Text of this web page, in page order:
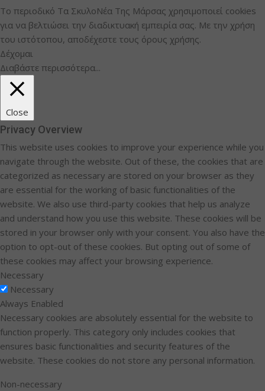
Το περιοδικό Τα ΣκυλοΝέα Της Μάρσας χρησιμοποιεί cookies
για να βελτιώσει την διαδικτυακή εμπειρία σας. Με την χρήση
του ιστότοπου, αποδέχεστε τους όρους χρήσης.
Δέχομαι
Διαβάστε περισσότερα...
Close
Privacy Overview
This website uses cookies to improve your experience while you
navigate through the website. Out of these, the cookies that are
categorized as necessary are stored on your browser as they
are essential for the working of basic functionalities of the
website. We also use third-party cookies that help us analyze
and understand how you use this website. These cookies will be
stored in your browser only with your consent. You also have the
option to opt-out of these cookies. But opting out of some of
these cookies may affect your browsing experience.
Necessary
Necessary
Always Enabled
Necessary cookies are absolutely essential for the website to
function properly. This category only includes cookies that
ensures basic functionalities and security features of the
website. These cookies do not store any personal information.
Non-necessary